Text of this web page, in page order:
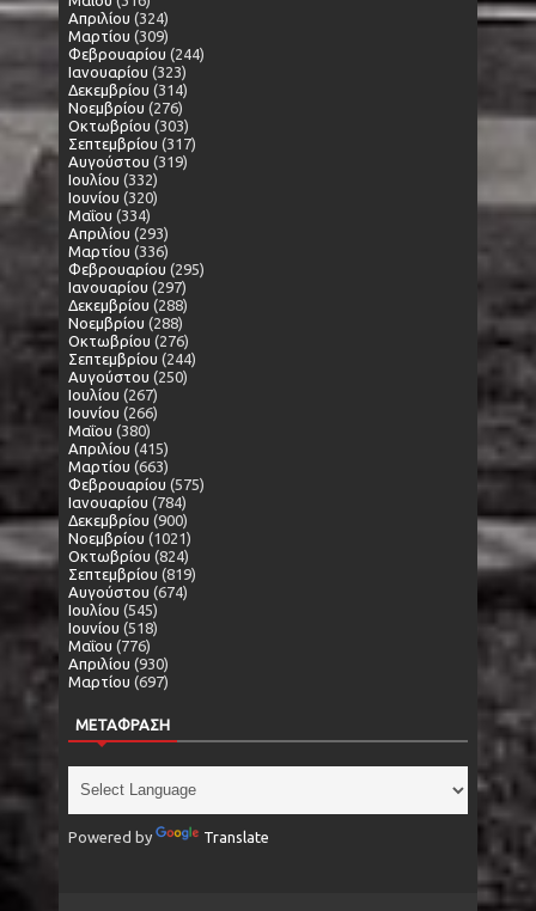
Απριλίου (324)
Μαρτίου (309)
Φεβρουαρίου (244)
Ιανουαρίου (323)
Δεκεμβρίου (314)
Νοεμβρίου (276)
Οκτωβρίου (303)
Σεπτεμβρίου (317)
Αυγούστου (319)
Ιουλίου (332)
Ιουνίου (320)
Μαΐου (334)
Απριλίου (293)
Μαρτίου (336)
Φεβρουαρίου (295)
Ιανουαρίου (297)
Δεκεμβρίου (288)
Νοεμβρίου (288)
Οκτωβρίου (276)
Σεπτεμβρίου (244)
Αυγούστου (250)
Ιουλίου (267)
Ιουνίου (266)
Μαΐου (380)
Απριλίου (415)
Μαρτίου (663)
Φεβρουαρίου (575)
Ιανουαρίου (784)
Δεκεμβρίου (900)
Νοεμβρίου (1021)
Οκτωβρίου (824)
Σεπτεμβρίου (819)
Αυγούστου (674)
Ιουλίου (545)
Ιουνίου (518)
Μαΐου (776)
Απριλίου (930)
Μαρτίου (697)
ΜΕΤΑΦΡΑΣΗ
Powered by Translate